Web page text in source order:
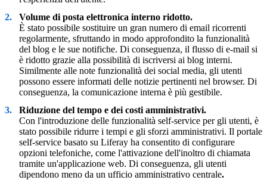
Volume di posta elettronica interno ridotto.
È stato possibile sostituire un gran numero di email ricorrenti
regolarmente, sfruttando in modo approfondito la funzionalità
del blog e le sue notifiche. Di conseguenza, il flusso di e-mail si
è ridotto grazie alla possibilità di iscriversi ai blog interni.
Similmente alle note funzionalità dei social media, gli utenti
possono essere informati delle notizie pertinenti nel browser. Di
conseguenza, la comunicazione interna è più gestibile.
Riduzione del tempo e dei costi amministrativi.
Con l'introduzione delle funzionalità self-service per gli utenti, è
stato possibile ridurre i tempi e gli sforzi amministrativi. Il portale
self-service basato su Liferay ha consentito di configurare
opzioni telefoniche, come l'attivazione dell'inoltro di chiamata
tramite un'applicazione web. Di conseguenza, gli utenti
dipendono meno da un ufficio amministrativo centrale.